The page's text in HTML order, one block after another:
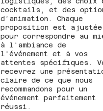
cocktails, et des
d’animation. Chaque
proposition est ajustée
pour correspondre au
à l'ambiance de
l'événement et à vos
attentes spécifiques.
recevrez une
claire de ce que nous
recommandons pour un
événement parfaitement
réussi.